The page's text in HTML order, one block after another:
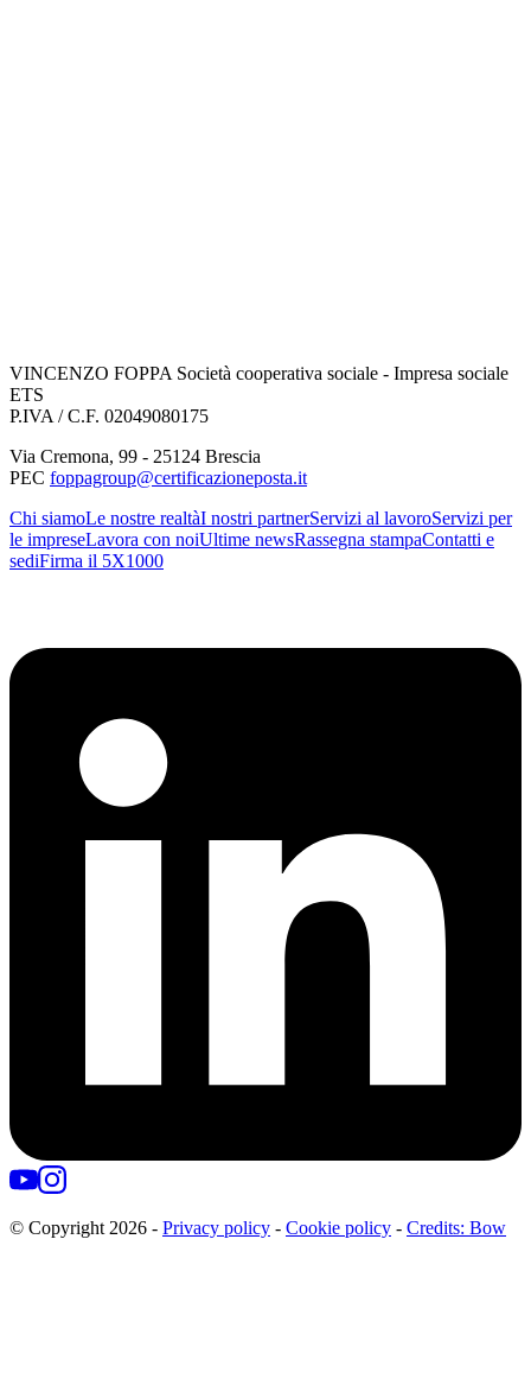
VINCENZO FOPPA Società cooperativa sociale - Impresa sociale
ETS
P.IVA / C.F. 02049080175
Via Cremona, 99 - 25124 Brescia
PEC foppagroup@certificazioneposta.it
Chi siamoLe nostre realtàI nostri partnerServizi al lavoroServizi per
le impreseLavora con noiUltime newsRassegna stampaContatti e
sediFirma il 5X1000
© Copyright 2026 - Privacy policy - Cookie policy - Credits: Bow